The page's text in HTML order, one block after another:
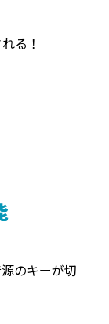
る！
のキーが切